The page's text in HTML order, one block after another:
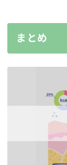
まとめ